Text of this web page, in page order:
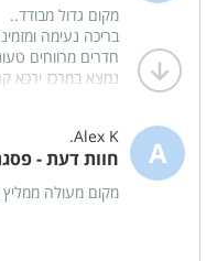
מקום גדול מבודד..
בריכה נעימה
חדרים מרווחים
נמצא במרכז ירכא
רחבה חיצונית
A
Alex K.
חוות דעת -
מקום מעולה